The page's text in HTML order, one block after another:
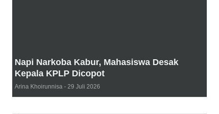
Napi Narkoba Kabur, Mahasiswa Desak
Kepala KPLP Dicopot
Arina Khoirunnisa 29 Juli 2026